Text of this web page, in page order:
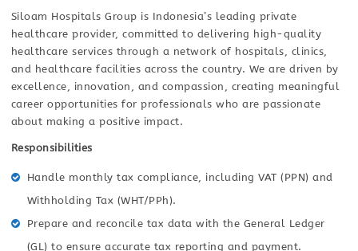
Siloam Hospitals Group is Indonesia’s leading private
healthcare provider, committed to delivering high-quality
healthcare services through a network of hospitals, clinics,
and healthcare facilities across the country. We are driven by
excellence, innovation, and compassion, creating meaningful
career opportunities for professionals who are passionate
about making a positive impact.
Responsibilities
Handle monthly tax compliance, including VAT (PPN) and
Withholding Tax (WHT/PPh).
Prepare and reconcile tax data with the General Ledger
(GL) to ensure accurate tax reporting and payment.